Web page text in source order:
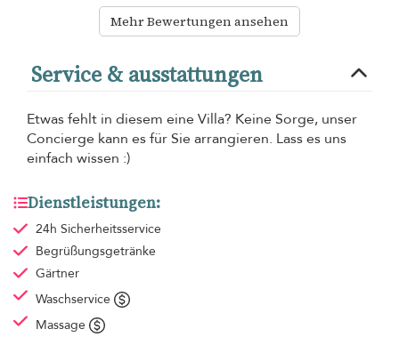
Mehr Bewertungen ansehen
Service & ausstattungen
Etwas fehlt in diesem eine Villa? Keine Sorge, unser
Concierge kann es für Sie arrangieren. Lass es uns
einfach wissen :)
Dienstleistungen:
24h Sicherheitsservice
Begrüßungsgetränke
Gärtner
Waschservice
Massage